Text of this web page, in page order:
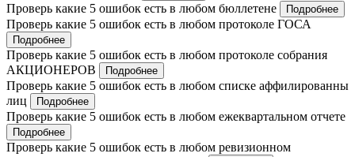
Проверь какие 5 ошибок есть в любом бюллетене Подробнее
Проверь какие 5 ошибок есть в любом протоколе ГОСА
Подробнее
Проверь какие 5 ошибок есть в любом протоколе собрания
АКЦИОНЕРОВ
Подробнее
Проверь какие 5 ошибок есть в любом списке аффилированны
лиц
Подробнее
Проверь какие 5 ошибок есть в любом ежеквартальном отчете
Подробнее
Проверь какие 5 ошибок есть в любом ревизионном